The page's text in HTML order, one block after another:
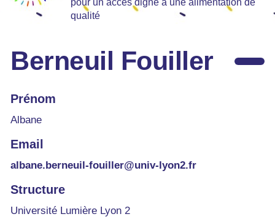
qualité
Berneuil Fouiller
Prénom
Albane
Email
albane.berneuil-fouiller@univ-lyon2.fr
Structure
Université Lumière Lyon 2